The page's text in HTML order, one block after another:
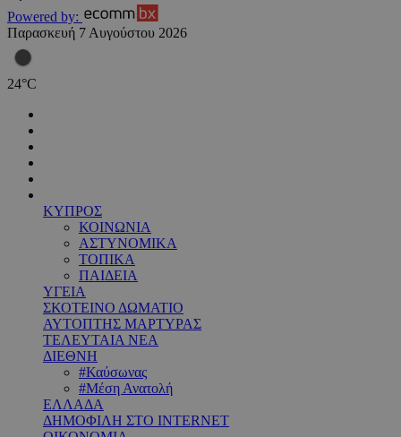
Powered by:
Παρασκευή 7 Αυγούστου 2026
24°C
ΚΥΠΡΟΣ
ΚΟΙΝΩΝΙΑ
ΑΣΤΥΝΟΜΙΚΑ
ΤΟΠΙΚΑ
ΠΑΙΔΕΙΑ
ΥΓΕΙΑ
ΣΚΟΤΕΙΝΟ ΔΩΜΑΤΙΟ
ΑΥΤΟΠΤΗΣ ΜΑΡΤΥΡΑΣ
ΤΕΛΕΥΤΑΙΑ ΝΕΑ
ΔΙΕΘΝΗ
#Καύσωνας
#Μέση Ανατολή
ΕΛΛΑΔΑ
ΔΗΜΟΦΙΛΗ ΣΤΟ INTERNET